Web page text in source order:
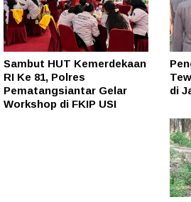
Sambut HUT Kemerdekaan
RI Ke 81, Polres
Pematangsiantar Gelar
Workshop di FKIP USI
di